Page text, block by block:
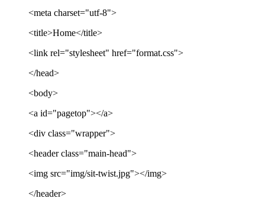
<meta charset="utf-8">
<title>Home</title>
<link rel="stylesheet" href="format.css">
</head>
<body>
<a id="pagetop"></a>
<div class="wrapper">
<header class="main-head">
<img src="img/sit-twist.jpg"></img>
</header>